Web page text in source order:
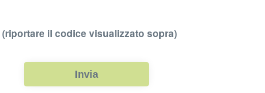
(riportare il codice visualizzato sopra)